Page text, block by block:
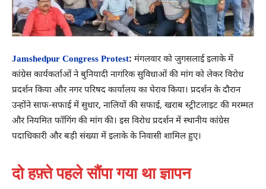
Jamshedpur Congress Protest: मंगलवार को जुगसलाई इलाके में
कांग्रेस कार्यकर्ताओं ने बुनियादी नागरिक सुविधाओं की मांग को लेकर विरोध
प्रदर्शन किया और नगर परिषद कार्यालय का घेराव किया। प्रदर्शन के दौरान
उन्होंने साफ-सफाई में सुधार, नालियों की सफाई, खराब स्ट्रीटलाइट की मरम्मत
और नियमित फॉगिंग की मांग की। इस विरोध प्रदर्शन में स्थानीय कांग्रेस
पदाधिकारी और बड़ी संख्या में इलाके के निवासी शामिल हुए।
दो हफ़्ते पहले सौंपा गया था ज्ञापन